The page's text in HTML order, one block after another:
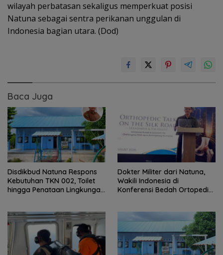
wilayah perbatasan sekaligus memperkuat posisi
Natuna sebagai sentra perikanan unggulan di
Indonesia bagian utara. (Dod)
Baca Juga
Disdikbud Natuna Respons
Kebutuhan TKN 002, Toilet
hingga Penataan Lingkungan
Dokter Militer dari Natuna,
Wakili Indonesia di
Konferensi Bedah Ortopedi